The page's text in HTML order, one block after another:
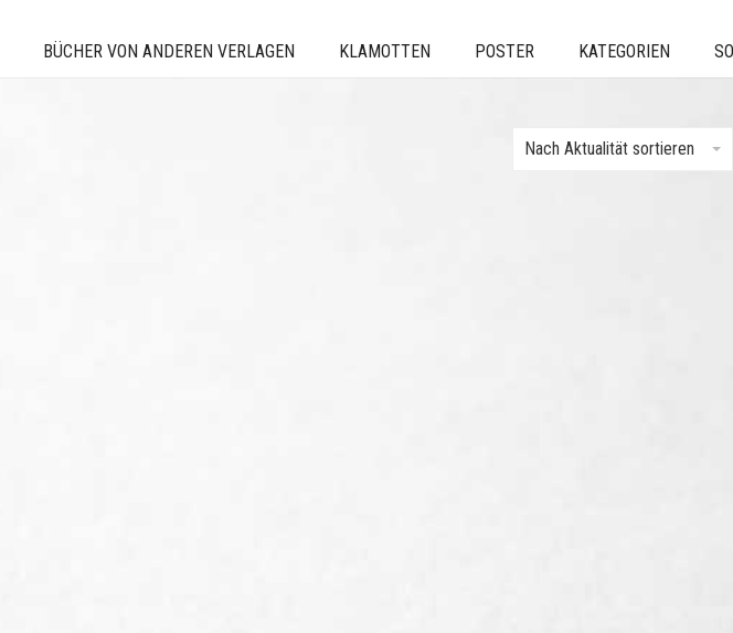
BÜCHER VON ANDEREN VERLAGEN KLAMOTTEN POSTER KATEGORIEN
Nach Aktualität sortieren